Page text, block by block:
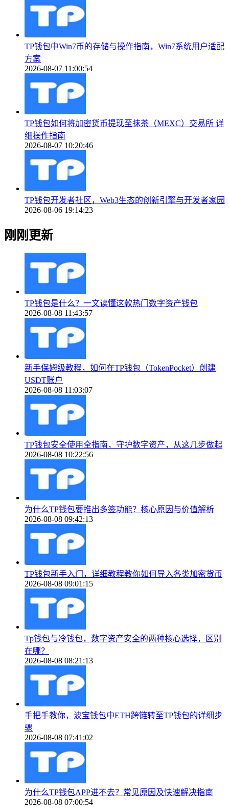
TP钱包中Win7币的存储与操作指南，Win7系统用户适配
方案
2026-08-07 11:00:54
TP钱包如何将加密货币提现至抹茶（MEXC）交易所 详
细操作指南
2026-08-07 10:20:46
TP钱包开发者社区，Web3生态的创新引擎与开发者家园
2026-08-06 19:14:23
刚刚更新
TP钱包是什么？一文读懂这款热门数字资产钱包
2026-08-08 11:43:57
新手保姆级教程，如何在TP钱包（TokenPocket）创建
USDT账户
2026-08-08 11:03:07
TP钱包安全使用全指南，守护数字资产，从这几步做起
2026-08-08 10:22:56
为什么TP钱包要推出多签功能？核心原因与价值解析
2026-08-08 09:42:13
TP钱包新手入门，详细教程教你如何导入各类加密货币
2026-08-08 09:01:15
Tp钱包与冷钱包，数字资产安全的两种核心选择，区别
在哪？
2026-08-08 08:21:13
手把手教你，波宝钱包中ETH跨链转至TP钱包的详细步
骤
2026-08-08 07:41:02
为什么TP钱包APP进不去？常见原因及快速解决指南
2026-08-08 07:00:54